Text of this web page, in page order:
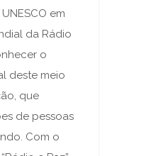
em
da Rádio
o
deste meio
que
de pessoas
Com o